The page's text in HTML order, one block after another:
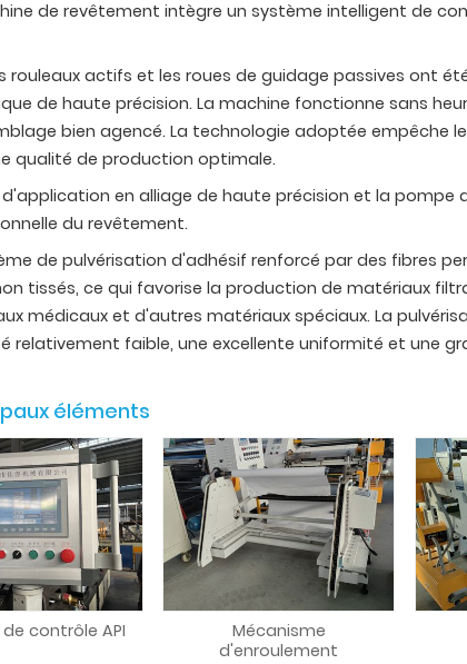
de revêtement intègre un système intelligent de
rouleaux actifs et les roues de guidage passives ont
de haute précision. La machine fonctionne sans
bien agencé. La technologie adoptée empêche
qualité de production optimale.
en alliage de haute précision et la
du revêtement.
de pulvérisation d'adhésif renforcé par des fibres
tissés, ce qui favorise la production de matériaux
médicaux et d'autres matériaux spéciaux. La
relativement faible, une excellente uniformité et une
éléments
contrôle API
Mécanisme
d'enroulement